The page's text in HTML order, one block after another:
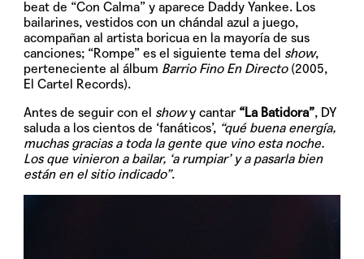
beat de “Con Calma” y aparece Daddy Yankee. Los
bailarines, vestidos con un chándal azul a juego,
acompañan al artista boricua en la mayoría de sus
canciones; “Rompe” es el siguiente tema del show,
perteneciente al álbum Barrio Fino En Directo(2005,
El Cartel Records).
Antes de seguir con el showy cantar “La Batidora”, DY
saluda a los cientos de ‘fanáticos’, “qué buena energía,
muchas gracias a toda la gente que vino esta noche.
Los que vinieron a bailar, ‘a rumpiar’ y a pasarla bien
están en el sitio indicado”.